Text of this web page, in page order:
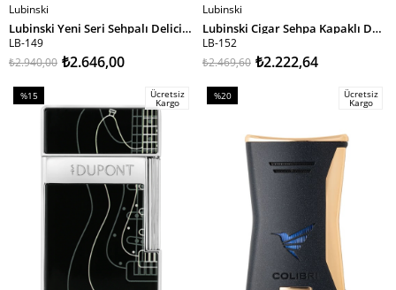
SEPETE EKLE
Lubinski
Lubinski Yeni Seri Sehpalı Delicili ve İğneli Üç Torch Puro Çakmağı Gold LB-149
LB-149
₺2.646,00
₺2.940,00
SEPETE EKLE
Lubinski
Lubinski Cigar Sehpa Kapaklı Delicili Tek Torch Puro Çakmağı Sarı LB-152
LB-152
₺2.222,64
₺2.469,60
%15
İndirim
Ücretsiz
Kargo
%20
Ücretsiz
Kargo